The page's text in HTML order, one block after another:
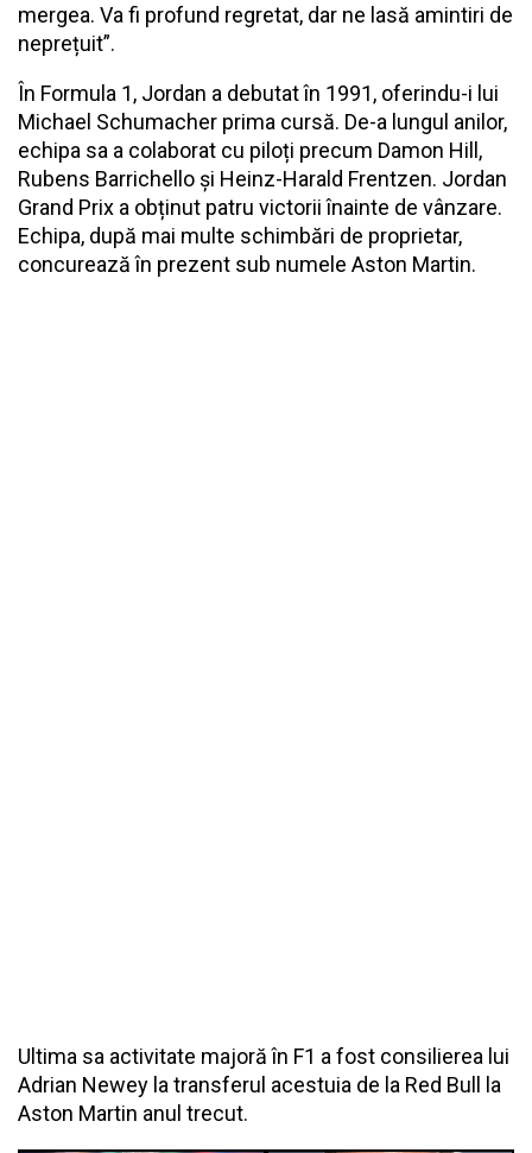
mergea. Va fi profund regretat, dar ne lasă amintiri de
neprețuit”.
În Formula 1, Jordan a debutat în 1991, oferindu-i lui
Michael Schumacher prima cursă. De-a lungul anilor,
echipa sa a colaborat cu piloți precum Damon Hill,
Rubens Barrichello și Heinz-Harald Frentzen. Jordan
Grand Prix a obținut patru victorii înainte de vânzare.
Echipa, după mai multe schimbări de proprietar,
concurează în prezent sub numele Aston Martin.
Ultima sa activitate majoră în F1 a fost consilierea lui
Adrian Newey la transferul acestuia de la Red Bull la
Aston Martin anul trecut.